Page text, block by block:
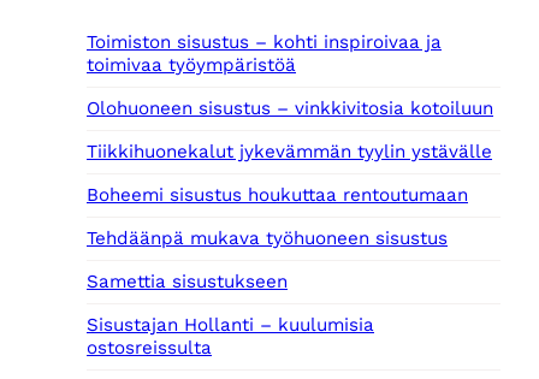
Toimiston sisustus – kohti inspiroivaa ja
toimivaa työympäristöä
Olohuoneen sisustus – vinkkivitosia kotoiluun
Tiikkihuonekalut jykevämmän tyylin ystävälle
Boheemi sisustus houkuttaa rentoutumaan
Tehdäänpä mukava työhuoneen sisustus
Samettia sisustukseen
Sisustajan Hollanti – kuulumisia
ostosreissulta